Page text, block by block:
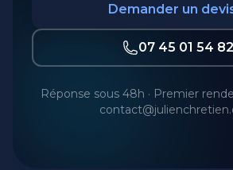
Demander un
07 45 01 54 82
Réponse sous 48h · Premier